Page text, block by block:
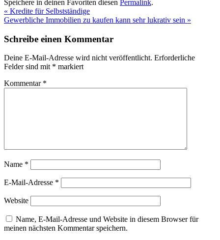
Speichere in deinen Favoriten diesen Permalink.
« Kredite für Selbstständige
Gewerbliche Immobilien zu kaufen kann sehr lukrativ sein »
Schreibe einen Kommentar
Deine E-Mail-Adresse wird nicht veröffentlicht. Erforderliche
Felder sind mit * markiert
Kommentar *
Name *
E-Mail-Adresse *
Website
Name, E-Mail-Adresse und Website in diesem Browser für
meinen nächsten Kommentar speichern.